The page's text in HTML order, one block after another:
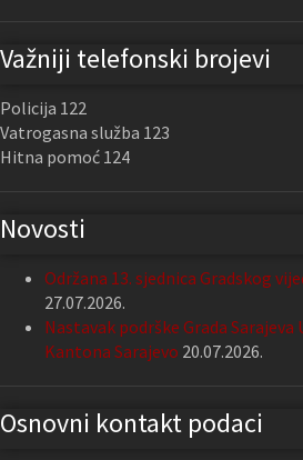
Važniji telefonski brojevi
Policija 122
Vatrogasna služba 123
Hitna pomoć 124
Novosti
Održana 13. sjednica Gradskog
27.07.2026.
Nastavak podrške Grada
Kantona Sarajevo 20.07.2026.
Osnovni kontakt podaci